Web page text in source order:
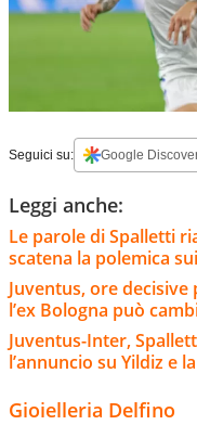
Seguici su: Google
Leggi anche:
Le parole di Spalletti
scatena la polemica
Juventus, ore
l’ex Bologna può
Juventus-Inter,
l’annuncio su Yildiz e
Gioielleria Delfino